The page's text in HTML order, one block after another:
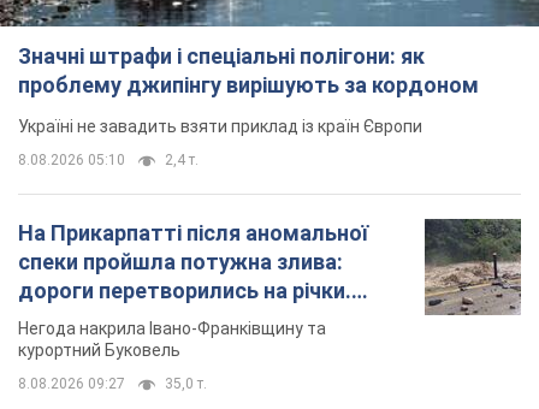
Значні штрафи і спеціальні полігони: як
проблему джипінгу вирішують за кордоном
Україні не завадить взяти приклад із країн Європи
8.08.2026 05:10 2,4 т.
На Прикарпатті після аномальної
спеки пройшла потужна злива:
дороги перетворились на річки.
Відео
Негода накрила Івано-Франківщину та
курортний Буковель
8.08.2026 09:27 35,0 т.